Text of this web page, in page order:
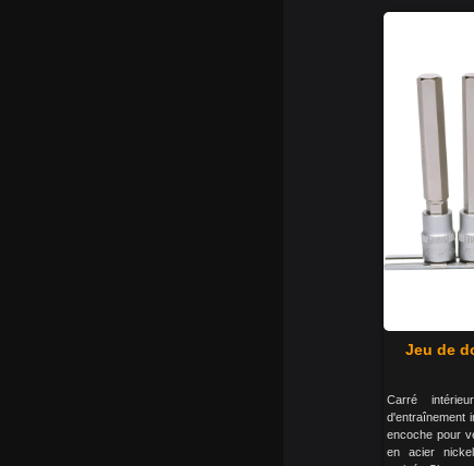
Jeu de
Carré
d'entraînement
encoche pour
en acier